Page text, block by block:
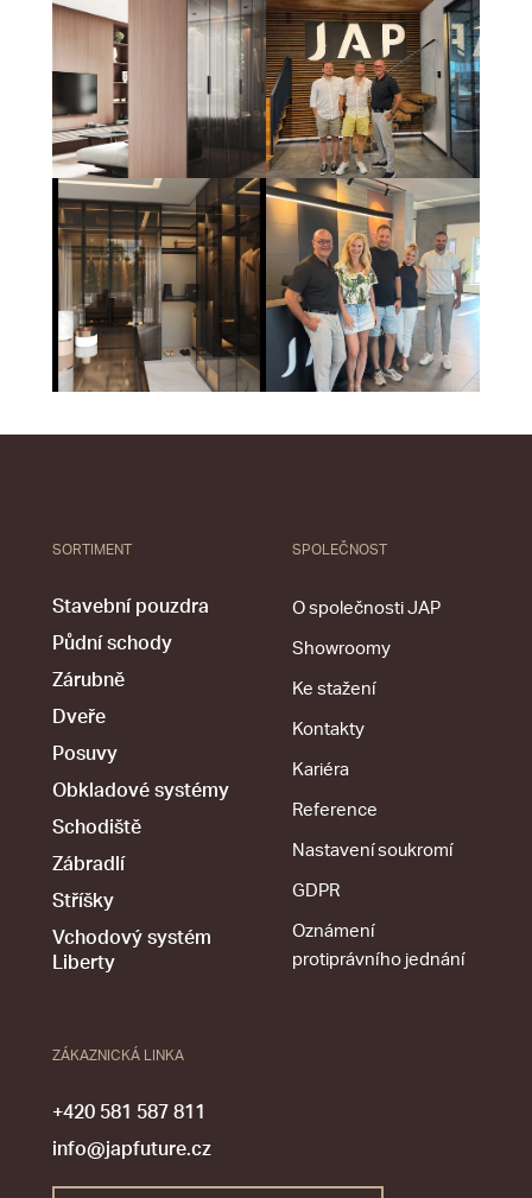
SORTIMENT
Stavební pouzdra
Půdní schody
Zárubně
Dveře
Posuvy
Obkladové systémy
Schodiště
Zábradlí
Stříšky
Vchodový systém
Liberty
SPOLEČNOST
O společnosti JAP
Showroomy
Ke stažení
Kontakty
Kariéra
Reference
Nastavení soukromí
GDPR
Oznámení
protiprávního jednání
ZÁKAZNICKÁ LINKA
+420 581 587 811
info@japfuture.cz